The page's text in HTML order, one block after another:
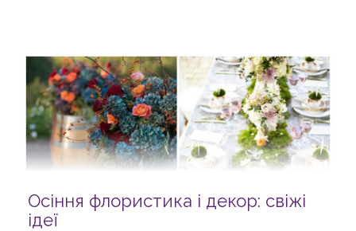
Осіння флористика і декор: свіжі
ідеї